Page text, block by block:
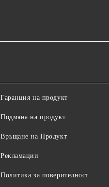
Гаранция на продукт
Подмяна на продукт
Връщане на Продукт
Рекламации
Политика за поверителност